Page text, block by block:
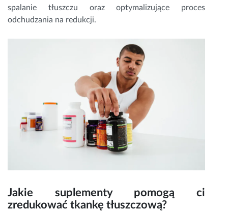
spalanie tłuszczu oraz optymalizujące proces
odchudzania na redukcji.
Jakie suplementy pomogą ci
zredukować tkankę tłuszczową?